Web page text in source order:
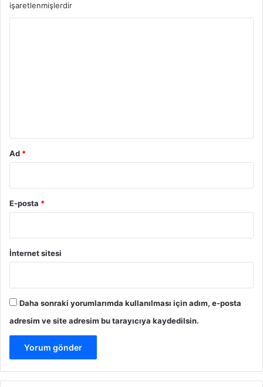
işaretlenmişlerdir
Ad *
E-posta *
İnternet sitesi
Daha sonraki yorumlarımda kullanılması için adım, e-posta
adresim ve site adresim bu tarayıcıya kaydedilsin.